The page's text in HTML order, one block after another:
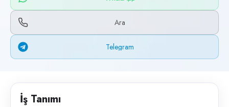
Başvuru kanalları
WhatsApp, Telegram, Telefon
İlan açıklaması
Ataköy Nef22'de bulunan merkezimize alanında minimum 3 yıllık
Ara
Telegram
İş Tanımı